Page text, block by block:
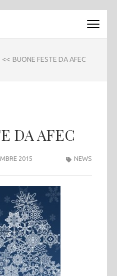
<< BUONE FESTE DA AFEC
DA AFEC
2015 NEWS